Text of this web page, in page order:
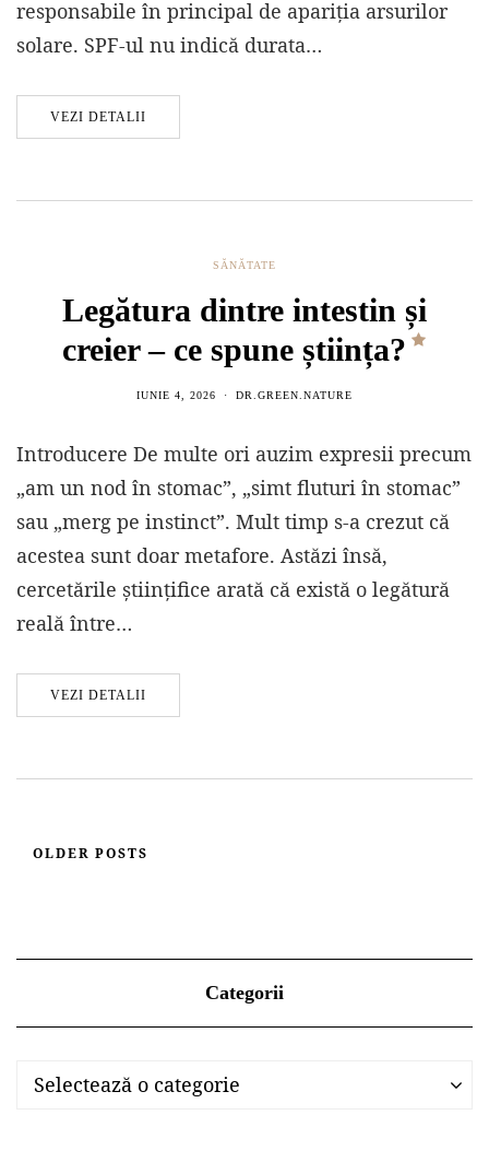
responsabile în principal de apariția arsurilor
solare. SPF-ul nu indică durata…
VEZI DETALII
SĂNĂTATE
Legătura dintre intestin și
creier – ce spune știința?
IUNIE 4, 2026 DR.GREEN.NATURE
Introducere De multe ori auzim expresii precum
„am un nod în stomac”, „simt fluturi în stomac”
sau „merg pe instinct”. Mult timp s-a crezut că
acestea sunt doar metafore. Astăzi însă,
cercetările științifice arată că există o legătură
reală între…
VEZI DETALII
OLDER POSTS
Categorii
Categorii
Selectează o categorie
Categorii